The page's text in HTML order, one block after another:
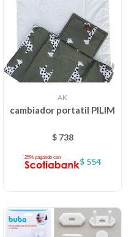
AK
cambiador portatil PILIM
$ 738
$ 554